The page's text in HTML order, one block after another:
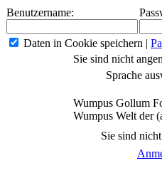
Benutzername:
Daten in Cookie speichern |
Sie sind nicht
Sprache
Wumpus Gollum
Wumpus Welt der
Sie sind